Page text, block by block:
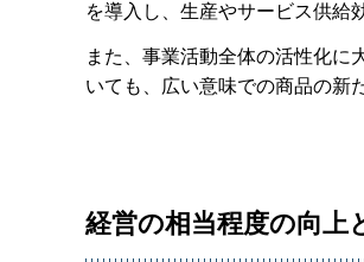
を導入し、生産やサービス供給
また、事業活動全体の活性化に
いても、広い意味での商品の新
経営の相当程度の向上